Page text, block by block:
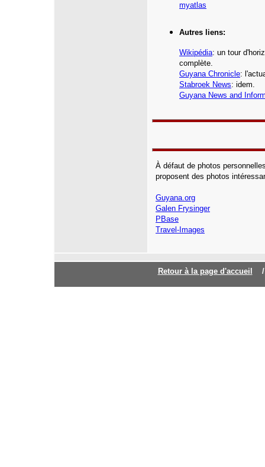
myatlas
Autres liens:
Wikipédia: un tour
complète.
Guyana Chronicle:
Stabroek News: idem.
Guyana News and
À défaut de photos
proposent des photos
Guyana.org
Galen Frysinger
PBase
Travel-Images
Retour à la page d'accuei